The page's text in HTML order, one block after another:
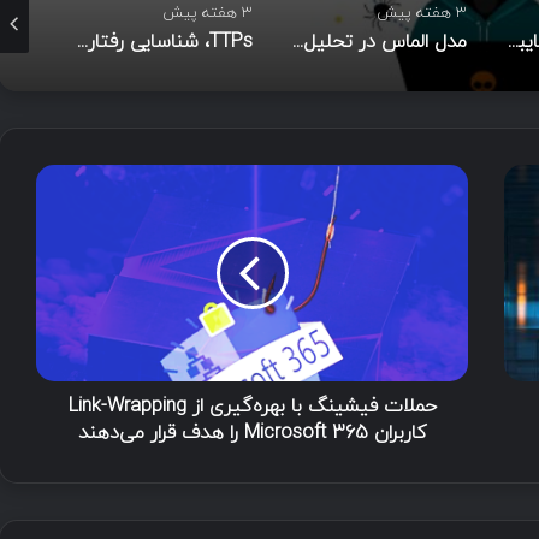
هوش تهدیدات سایبری (CTI)؛ راهنمای جامع از تحلیل تا مدیریت رخداد
3 هفته پیش
مدل الماس در تحلیل نفوذ
3 هفته پیش
TTPs، شناسایی رفتاری مهاجم و شاخص‌های نفوذ در امنیت سایبری
ح
ی
حملات فیشینگ با بهره‌گیری از Link-Wrapping
کاربران Microsoft 365 را هدف قرار می‌دهند